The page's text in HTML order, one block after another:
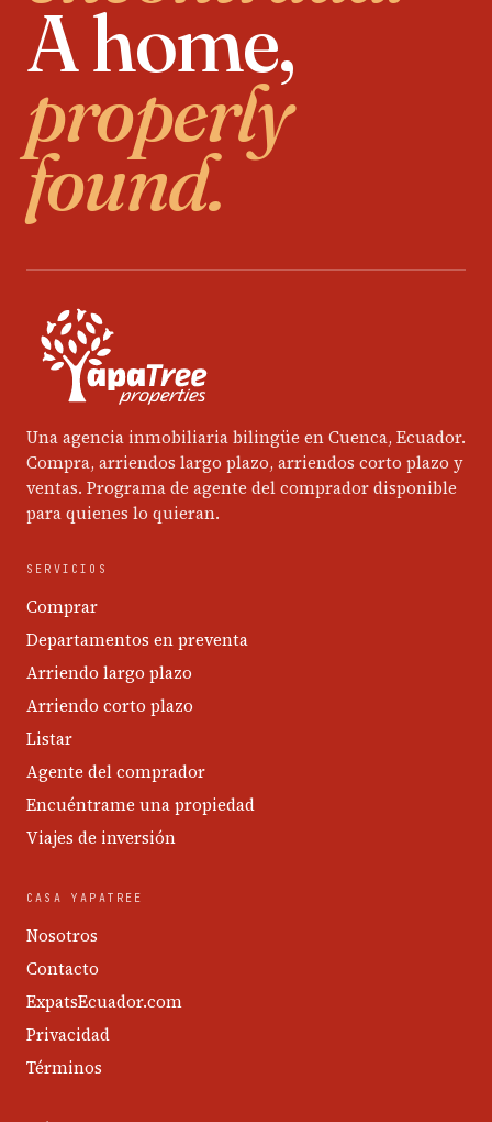
A home,
properly
found.
Una agencia inmobiliaria bilingüe en Cuenca, Ecuador.
Compra, arriendos largo plazo, arriendos corto plazo y
ventas. Programa de agente del comprador disponible
para quienes lo quieran.
SERVICIOS
Comprar
Departamentos en preventa
Arriendo largo plazo
Arriendo corto plazo
Listar
Agente del comprador
Encuéntrame una propiedad
Viajes de inversión
CASA YAPATREE
Nosotros
Contacto
ExpatsEcuador.com
Privacidad
Términos